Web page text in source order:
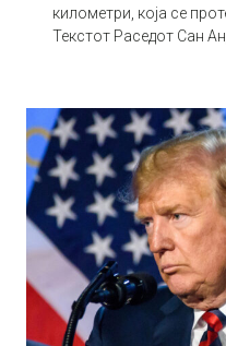
километри, која се
Текстот Раседот Сан